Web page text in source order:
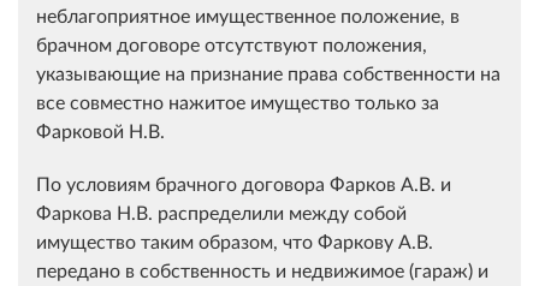
неблагоприятное имущественное положение, в
брачном договоре отсутствуют положения,
указывающие на признание права собственности на
все совместно нажитое имущество только за
Фарковой Н.В.
По условиям брачного договора Фарков А.В. и
Фаркова Н.В. распределили между собой
имущество таким образом, что Фаркову А.В.
передано в собственность и недвижимое (гараж) и